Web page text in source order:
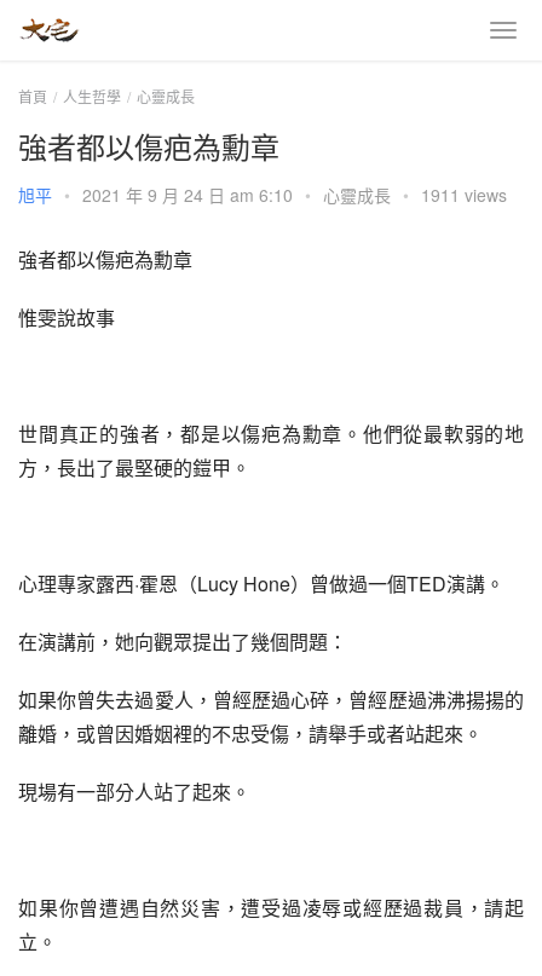
首頁 人生哲學 心靈成長
強者都以傷疤為勳章
旭平 • 2021 年 9 月 24 日 am 6:10 • 心靈成長 • 1911 views
強者都以傷疤為勳章
惟雯說故事
世間真正的強者，都是以傷疤為勳章。他們從最軟弱的地
方，長出了最堅硬的鎧甲。
心理專家露西·霍恩（Lucy Hone）曾做過一個TED演講。
在演講前，她向觀眾提出了幾個問題：
如果你曾失去過愛人，曾經歷過心碎，曾經歷過沸沸揚揚的
離婚，或曾因婚姻裡的不忠受傷，請舉手或者站起來。
現場有一部分人站了起來。
如果你曾遭遇自然災害，遭受過凌辱或經歷過裁員，請起
立。